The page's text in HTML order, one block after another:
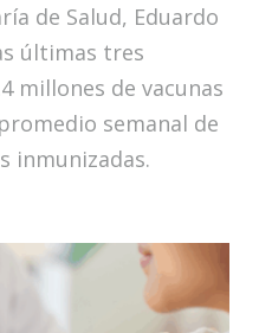
de Salud, Eduardo
últimas tres
millones de vacunas
semanal de
inmunizadas.